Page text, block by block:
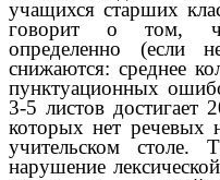
учащихся старших
говорит о том,
определенно (если
снижаются: среднее
пунктуационных
3-5 листов
которых нет речевых
учительском столе.
нарушение